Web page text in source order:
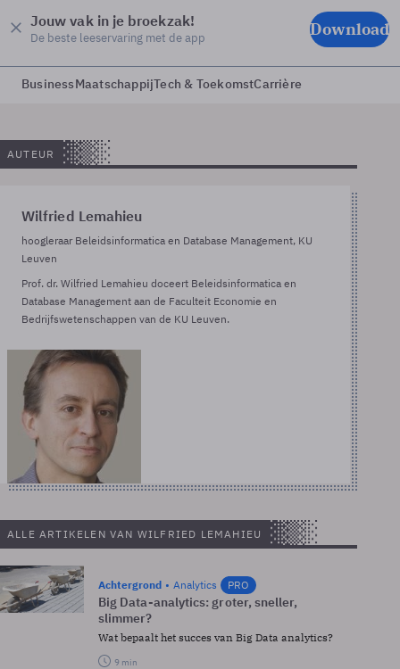
Jouw vak in je broekzak!
De beste leeservaring met de app Download
BusinessMaatschappijTech & ToekomstCarrière
AUTEUR
Wilfried Lemahieu
hoogleraar Beleidsinformatica en Database Management, KU
Leuven
Prof. dr. Wilfried Lemahieu doceert Beleidsinformatica en
Database Management aan de Faculteit Economie en
Bedrijfswetenschappen van de KU Leuven.
ALLE ARTIKELEN VAN WILFRIED LEMAHIEU
Achtergrond Analytics PRO
Big Data-analytics: groter, sneller,
slimmer?
Wat bepaalt het succes van Big Data analytics?
9 min